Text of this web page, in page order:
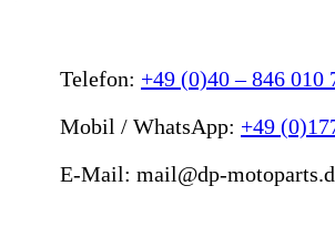
Telefon: +49 (0)40 – 846 010
Mobil / WhatsApp: +49
E-Mail: mail@dp-